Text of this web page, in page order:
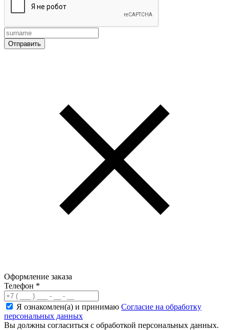
Оформление заказа
Телефон *
Я ознакомлен(а) и принимаю Согласие на обработку
персональных данных
Вы должны согласиться с обработкой персональных данных.